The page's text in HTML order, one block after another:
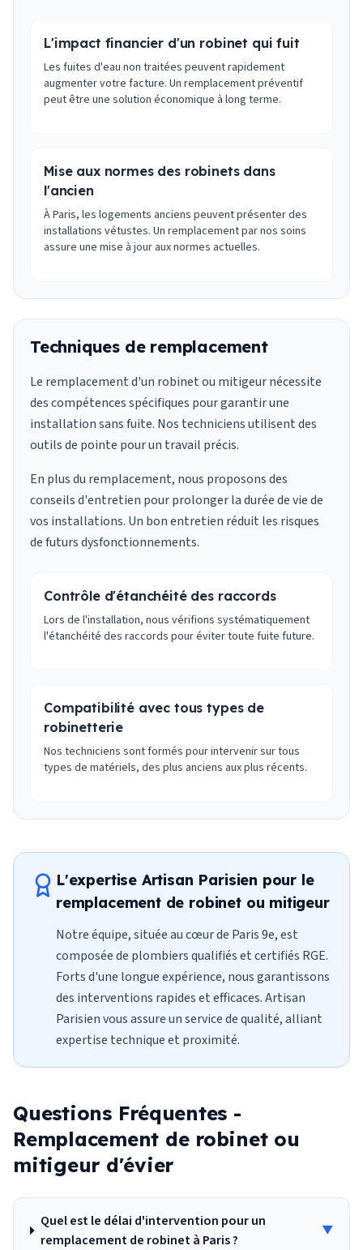
L'impact financier d'un robinet qui fuit
Les fuites d'eau non traitées peuvent rapidement
augmenter votre facture. Un remplacement préventif
peut être une solution économique à long terme.
Mise aux normes des robinets dans
l'ancien
À Paris, les logements anciens peuvent présenter des
installations vétustes. Un remplacement par nos soins
assure une mise à jour aux normes actuelles.
Techniques de remplacement
Le remplacement d'un robinet ou mitigeur nécessite
des compétences spécifiques pour garantir une
installation sans fuite. Nos techniciens utilisent des
outils de pointe pour un travail précis.
En plus du remplacement, nous proposons des
conseils d'entretien pour prolonger la durée de vie de
vos installations. Un bon entretien réduit les risques
de futurs dysfonctionnements.
Contrôle d'étanchéité des raccords
Lors de l'installation, nous vérifions systématiquement
l'étanchéité des raccords pour éviter toute fuite future.
Compatibilité avec tous types de
robinetterie
Nos techniciens sont formés pour intervenir sur tous
types de matériels, des plus anciens aux plus récents.
L'expertise Artisan Parisien pour le
remplacement de robinet ou mitigeur
Notre équipe, située au cœur de Paris 9e, est
composée de plombiers qualifiés et certifiés RGE.
Forts d'une longue expérience, nous garantissons
des interventions rapides et efficaces. Artisan
Parisien vous assure un service de qualité, alliant
expertise technique et proximité.
Questions Fréquentes -
Remplacement de robinet ou
mitigeur d'évier
Quel est le délai d'intervention pour un
remplacement de robinet à Paris ?
▼